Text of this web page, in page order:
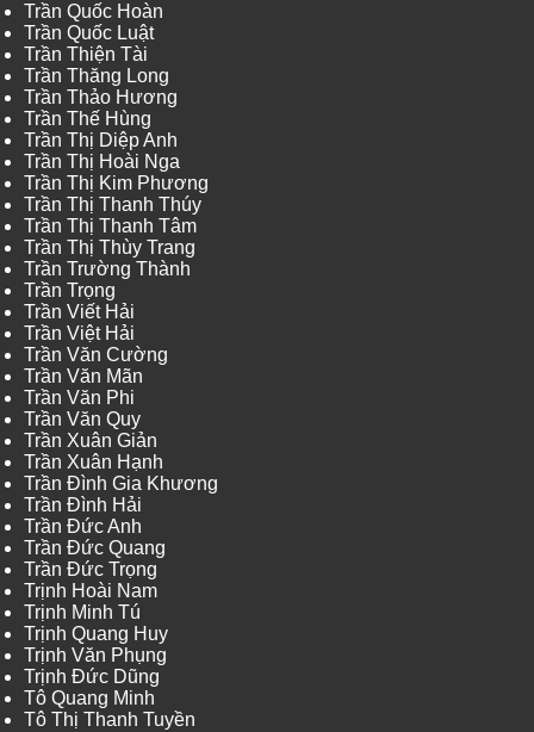
Trần Quốc Hoàn
Trần Quốc Luật
Trần Thiện Tài
Trần Thăng Long
Trần Thảo Hương
Trần Thế Hùng
Trần Thị Diệp Anh
Trần Thị Hoài Nga
Trần Thị Kim Phương
Trần Thị Thanh Thúy
Trần Thị Thanh Tâm
Trần Thị Thùy Trang
Trần Trường Thành
Trần Trọng
Trần Viết Hải
Trần Việt Hải
Trần Văn Cường
Trần Văn Mãn
Trần Văn Phi
Trần Văn Quy
Trần Xuân Giản
Trần Xuân Hạnh
Trần Đình Gia Khương
Trần Đình Hải
Trần Đức Anh
Trần Đức Quang
Trần Đức Trọng
Trịnh Hoài Nam
Trịnh Minh Tú
Trịnh Quang Huy
Trịnh Văn Phụng
Trịnh Đức Dũng
Tô Quang Minh
Tô Thị Thanh Tuyền